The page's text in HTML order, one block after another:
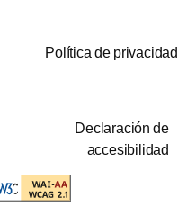
Política de privacidad
Declaración de
accesibilidad